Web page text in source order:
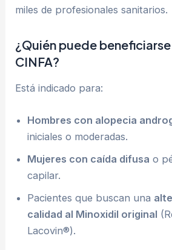
miles de profesionales sanitarios.
¿Quién puede
CINFA?
Está indicado para:
Hombres con alopecia
iniciales o moderadas.
Mujeres con caída difusa o
capilar.
Pacientes que buscan una
calidad al Minoxidil original
Lacovin®).